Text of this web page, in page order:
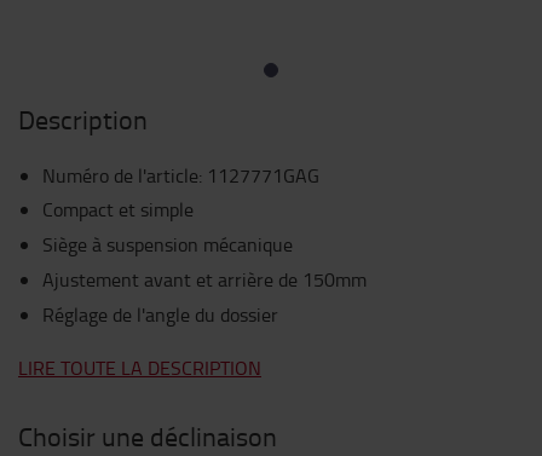
Description
Numéro de l'article: 1127771GAG
Compact et simple
Siège à suspension mécanique
Ajustement avant et arrière de 150mm
Réglage de l'angle du dossier
LIRE TOUTE LA DESCRIPTION
Choisir une déclinaison